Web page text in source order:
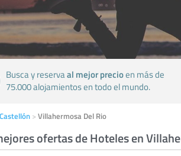
Busca y reservaal mejor precioen más de
75.000 alojamientos en todo el mundo.
Castellón Villahermosa Del Rio
ofertas de Hoteles en